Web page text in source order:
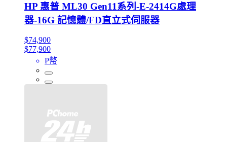
HP 惠普 ML30 Gen11系列-E-2414G處理
器-16G 記憶體/FD直立式伺服器
$74,900
$77,900
P幣